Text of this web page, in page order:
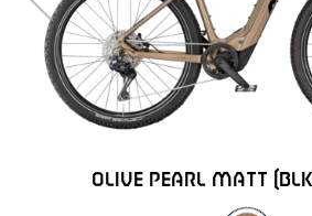
Previous
OLIVE PEARL MATT